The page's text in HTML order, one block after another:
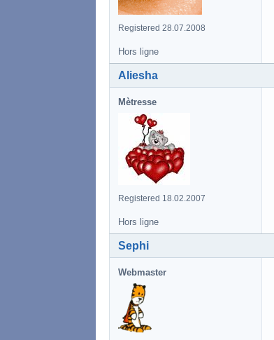
Registered 28.07.2008
Hors ligne
Aliesha
Mètresse
Registered 18.02.2007
Hors ligne
Sephi
Webmaster